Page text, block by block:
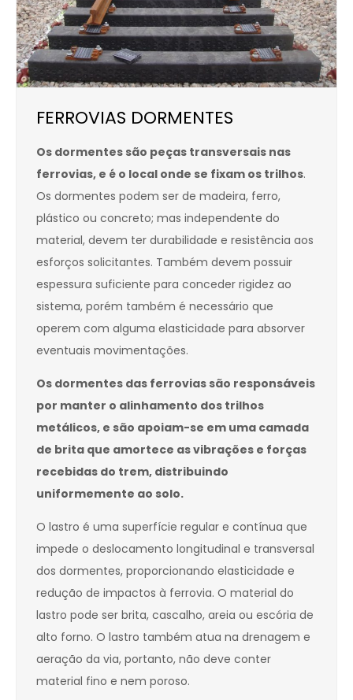
FERROVIAS DORMENTES
Os dormentes são peças transversais nas
ferrovias, e é o local onde se fixam os trilhos.
Os dormentes podem ser de madeira, ferro,
plástico ou concreto; mas independente do
material, devem ter durabilidade e resistência aos
esforços solicitantes. Também devem possuir
espessura suficiente para conceder rigidez ao
sistema, porém também é necessário que
operem com alguma elasticidade para absorver
eventuais movimentações.
Os dormentes das ferrovias são responsáveis
por manter o alinhamento dos trilhos
metálicos, e são apoiam-se em uma camada
de brita que amortece as vibrações e forças
recebidas do trem, distribuindo
uniformemente ao solo.
O lastro é uma superfície regular e contínua que
impede o deslocamento longitudinal e transversal
dos dormentes, proporcionando elasticidade e
redução de impactos à ferrovia. O material do
lastro pode ser brita, cascalho, areia ou escória de
alto forno. O lastro também atua na drenagem e
aeração da via, portanto, não deve conter
material fino e nem poroso.